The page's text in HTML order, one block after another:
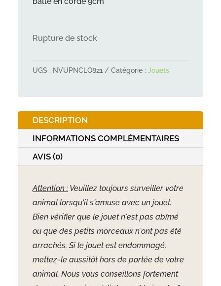
Rupture de stock
UGS : NVUPNCLO821 Catégorie : Jouets
DESCRIPTION
INFORMATIONS COMPLÉMENTAIRES
AVIS (0)
Attention :Veuillez toujours surveiller votre
animal lorsqu'il s'amuse avec un jouet.
Bien vérifier que le jouet n'est pas abîmé
ou que des petits morceaux n'ont pas été
arrachés. Si le jouet est endommagé,
mettez-le aussitôt hors de portée de votre
animal. Nous vous conseillons fortement